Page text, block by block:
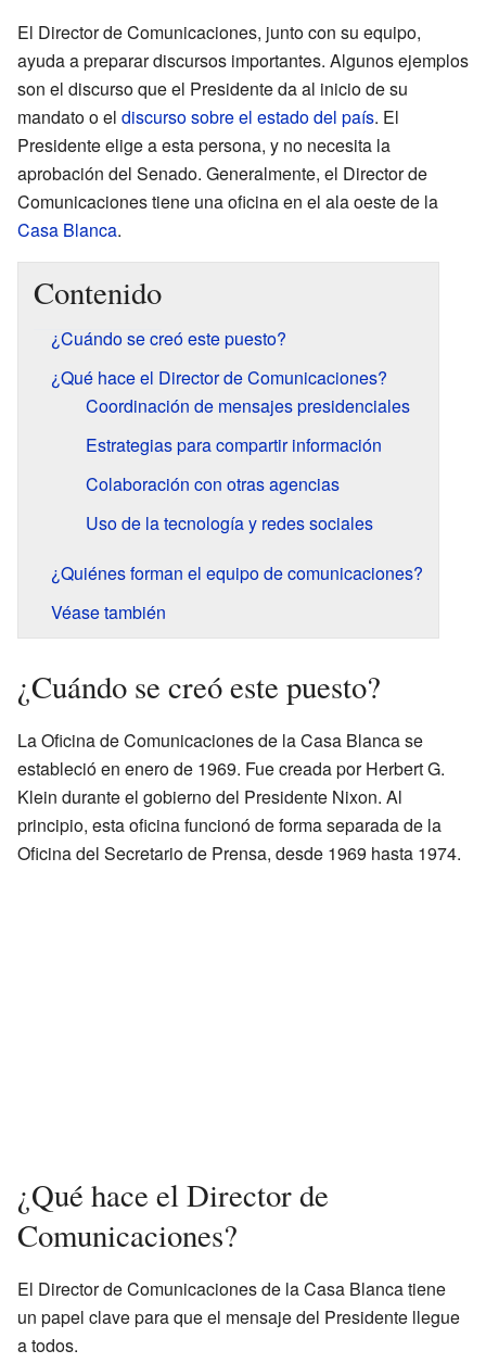
El Director de Comunicaciones, junto con su equipo,
ayuda a preparar discursos importantes. Algunos ejemplos
son el discurso que el Presidente da al inicio de su
mandato o el discurso sobre el estado del país. El
Presidente elige a esta persona, y no necesita la
aprobación del Senado. Generalmente, el Director de
Comunicaciones tiene una oficina en el ala oeste de la
Casa Blanca.
Contenido
¿Cuándo se creó este puesto?
¿Qué hace el Director de Comunicaciones?
Coordinación de mensajes presidenciales
Estrategias para compartir información
Colaboración con otras agencias
Uso de la tecnología y redes sociales
¿Quiénes forman el equipo de comunicaciones?
Véase también
¿Cuándo se creó este puesto?
La Oficina de Comunicaciones de la Casa Blanca se
estableció en enero de 1969. Fue creada por Herbert G.
Klein durante el gobierno del Presidente Nixon. Al
principio, esta oficina funcionó de forma separada de la
Oficina del Secretario de Prensa, desde 1969 hasta 1974.
¿Qué hace el Director de
Comunicaciones?
El Director de Comunicaciones de la Casa Blanca tiene
un papel clave para que el mensaje del Presidente llegue
a todos.